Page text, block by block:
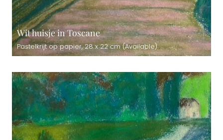
Wit huisje in Toscane
Pastelkrijt op papier, 28 x 22 cm (Available)